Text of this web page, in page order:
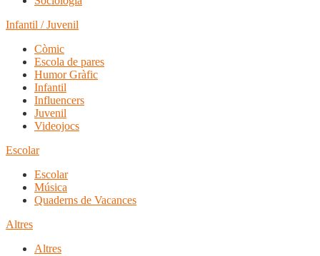
Infantil / Juvenil
Còmic
Escola de pares
Humor Gràfic
Infantil
Influencers
Juvenil
Videojocs
Escolar
Escolar
Música
Quaderns de Vacances
Altres
Altres